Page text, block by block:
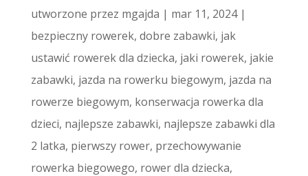
utworzone przez mgajda | mar 11, 2024|
bezpieczny rowerek, dobre zabawki, jak
ustawić rowerek dla dziecka, jaki rowerek, jakie
zabawki, jazda na rowerku biegowym, jazda na
rowerze biegowym, konserwacja rowerka dla
dzieci, najlepsze zabawki, najlepsze zabawki dla
2 latka, pierwszy rower, przechowywanie
rowerka biegowego, rower dla dziecka,